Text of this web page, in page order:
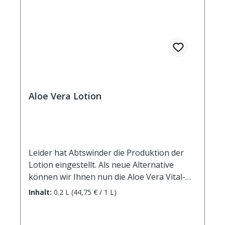
Aloe Vera Lotion
Leider hat Abtswinder die Produktion der
Lotion eingestellt. Als neue Alternative
können wir Ihnen nun die Aloe Vera Vital-
Pflegelotion der Inntaler Naturprodukte
Inhalt: 0.2 L (44,75 € / 1 L)